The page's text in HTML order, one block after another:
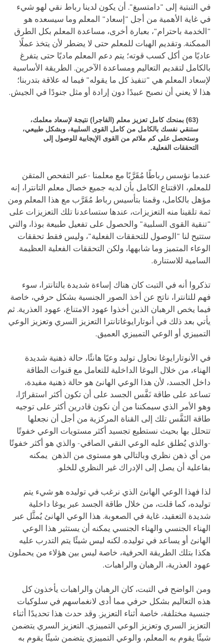
في التبتية إلى "دامتسيغ". أن يكون لدينا رباط نقي لهو شيء
في غاية الأهمية من أجل "إسعاد" المعلم وما سيسعده هو
"الخدمة باحترام"، بعبارة أخرى، مساعدة المعلم بكل الطرق
الممكنة. وتقديم الهبات للمعلم حتى لا يضطر لأن يتخذ عملًا
عاديًا من أكل كسب قوته؛ يتم دعم المعلم ماديًا حتى يتفرغ
بالكامل لتقديم التعاليم ومساعدة الآخرين. الطريقة الأساسية
لإسعاد المعلم هي "تنفيذ كل ما يقوله" فيما له علاقة بتدربنا؛
هذا لا يعني أن نصبح عبيدًا دون إرادة أو مثل جنودًا في الجيش.
(63) بمنحك كامل تعزيز معلم (الفاجرا) نتيجة لإسعاد معلمك،
ستنقي نفسك بالكامل من كامل القوى السلبية، وبشكل طبيعي،
وستحصل على كم ملائم من القوى الإيجابية للوصول إلى
التحققات الفعلية.
عندما نؤسس رباطًا مُقَرَّبًا مع معلمنا -عبر التفحص المتقن
للمعلم، الاقتناع الكامل بأن لديه جميع خصال معلم التانترا، إنه
مؤهل بالكامل، وقمنا بتأسيس رباط مُقَرَّب مع هذا المعلم ومن
ثمة تلقينا منه التعزيزات، عندها ستساعدنا تلك التعزيزات على
"تنقية القوى السلبية" والحصول على تفعيل طبيعة بوذا، والتي
ستتيح لنا "الوصول للتحققات الفعلية"، وليس فقط تحققات
الوعاء المتميز وما شابهها، ولكن التحققات الفعلية العظيمة
السامية للاستنارة.
تذكروا أنه في التبت كان هناك إساءة شديدة بالتانترا، سوء
فهم للتانترا، ناتج عن أخذ الصور الجنسية بشكل حرفي، خاصة
فيما يخص الرهبان الذين أخذوا عهود الامتناع، عهود العذرية. ثم
يأتي بعد ذلك في أنوتارايوغاتانترا التعزيز السري وتعزيز الوعي
التمييزي أو الوعي التمييزي العميق.
في الأنوتارايوغا نحاول توليد وعيًا هانئًا، حالة ذهنية شديدة
الهناء، من خلال اليوغا الداخلية للتعامل مع قنوات الطاقة
داخل الجسد، لأن هذا الوعي الهانئ هو حالة ذهنية مفيدة،
تساعد على طاقة نَفَّس الجسد على أن تكون أكثر استقرارًا،
وهو الأمر الذي سيمكننا من أن نكون قادرين أكثر على توجيه
طاقة النَفَّس تلك إلى القناة المركزية من أجل أن نجعلها
تتحلل بها بحيث نستطيع تجسيد أكثر مستويات الوعي خفوتًا
-والذي يُطلق عليه الوعي النقي الصافي- والذي هو أكثر خفوتًا
من أي ذهن نظري وبالتالي هو مستوى من الذهن يمكنه
بفاعلية أن يصل إلى الإدراك غير النظري للخلو.
لذا فهذا الوعي الهانئ الذي نرغب في توليده هو شيء يتم
توليده، كما قلت، من خلال طاقة الجسد عبر يوغا داخلية
شديدة التعقيد، غاية في الصعوبة. هذا الوعي الهانئ يُمثَّل عبر
الهناء الجنسي والهناء الجنسي يمكنه أن يستثير هذا الوعي
الهانئ أو يساعد في توليده. لكنه ليس شيئًا يتم التدرب عليه
هكذا بتلك الطريقة الحرفية، خاصة ليس بين هؤلاء من يحملون
عهود العذرية، الرهبان والراهبات.
ومن الواضح في التبت، كان الرهبان والراهبات يأخذون كل
هذه التعاليم بشكل حرفي مما أدى لانغماسهم في سلوكيات
جنسية مختلفة، خاصة أثناء التعزيز. وقد حدث هذا تحديدًا أثناء
التعزيز السري وتعزيز الوعي التمييزي. التعزيز السري يتضمن
شيئًا يقوم به المعلم، والوعي التمييزي يتضمن شيئًا يقوم به